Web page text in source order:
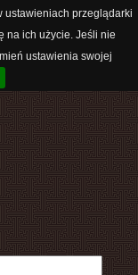
ustawieniach przeglądarki
na ich użycie. Jeśli nie
ustawienia swojej